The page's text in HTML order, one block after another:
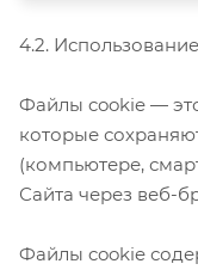
4.2.
Файлы cookie —
которые
(компьютере,
Сайта через веб-
Файлы cookie